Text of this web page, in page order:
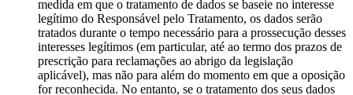
medida em que o tratamento de dados se baseie no interesse
legítimo do Responsável pelo Tratamento, os dados serão
tratados durante o tempo necessário para a prossecução desses
interesses legítimos (em particular, até ao termo dos prazos de
prescrição para reclamações ao abrigo da legislação
aplicável), mas não para além do momento em que a oposição
for reconhecida. No entanto, se o tratamento dos seus dados